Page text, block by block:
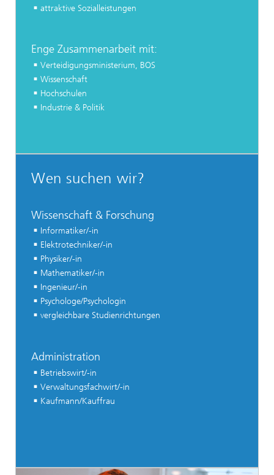
attraktive Sozialleistungen
Enge Zusammenarbeit mit:
Verteidigungsministerium, BOS
Wissenschaft
Hochschulen
Industrie & Politik
Wen suchen wir?
Wissenschaft & Forschung
Informatiker/-in
Elektrotechniker/-in
Physiker/-in
Mathematiker/-in
Ingenieur/-in
Psychologe/Psychologin
vergleichbare Studienrichtungen
Administration
Betriebswirt/-in
Verwaltungsfachwirt/-in
Kaufmann/Kauffrau